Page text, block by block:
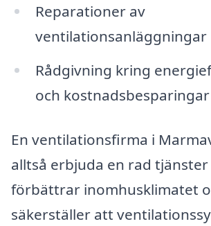
Reparationer av
ventilationsanläggningar
Rådgivning kring
och kostnadsbesparingar
En ventilationsfirma i
alltså erbjuda en rad tjänster
förbättrar inomhusklimatet
säkerställer att